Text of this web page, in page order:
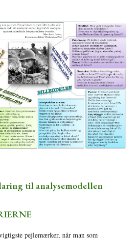
til analysemodellen
pejlemærker, når man som